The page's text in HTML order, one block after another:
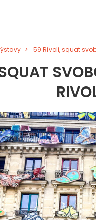
59 Rivoli, squat